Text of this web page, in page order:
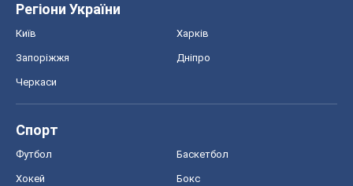
Регіони України
Київ Харків
Запоріжжя Дніпро
Черкаси
Спорт
Футбол Баскетбол
Хокей Бокс